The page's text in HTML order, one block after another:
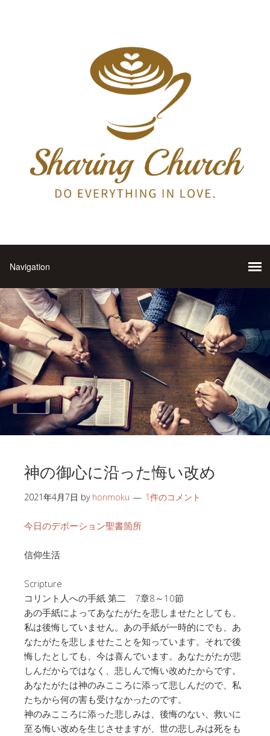
神の御心に沿った悔い改め
2021年4月7日 by honmoku 1件のコメント
今日のデボーション聖書箇所
信仰生活
Scripture
コリント人への手紙 第二 7章8～10節
あの手紙によってあなたがたを悲しませたとしても、
私は後悔していません。あの手紙が一時的にでも、あ
なたがたを悲しませたことを知っています。それで後
悔したとしても、今は喜んでいます。あなたがたが悲
しんだからではなく、悲しんで悔い改めたからです。
あなたがたは神のみこころに添って悲しんだので、私
たちから何の害も受けなかったのです。
神のみこころに添った悲しみは、後悔のない、救いに
至る悔い改めを生じさせますが、世の悲しみは死をも